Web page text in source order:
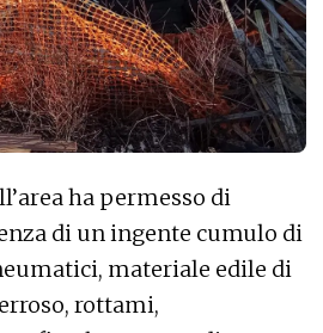
ha permesso di
di un ingente cumulo di
materiale edile di
rottami,